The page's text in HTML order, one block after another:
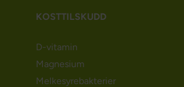
KOSTTILSKUDD
D-vitamin
Magnesium
Melkesyrebakterier